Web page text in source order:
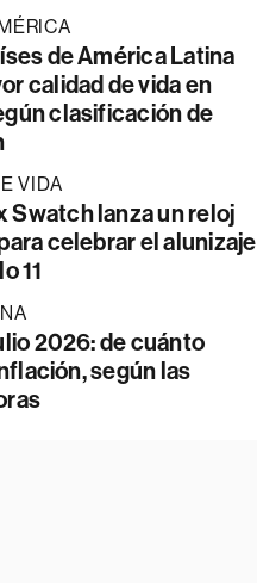
de América Latina
calidad de vida en
clasificación de
VIDA
Swatch lanza un reloj
celebrar el alunizaje
11
2026: de cuánto
según las